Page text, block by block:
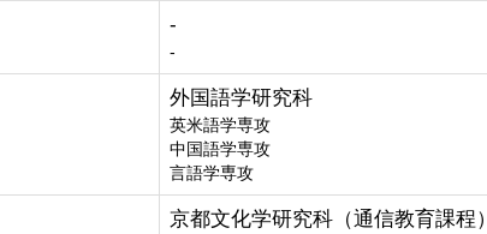
-
-
外国語学研究科
英米語学専攻
中国語学専攻
言語学専攻
京都文化学研究科（通信教育課程）